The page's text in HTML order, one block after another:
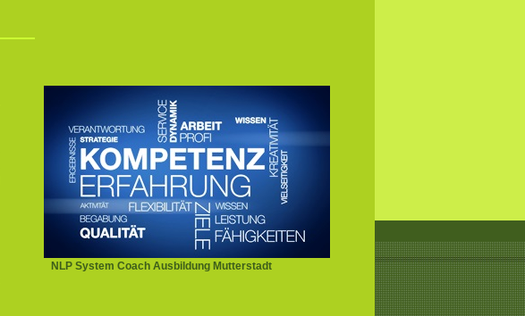
NLP System Coach Ausbildung Mutterstadt